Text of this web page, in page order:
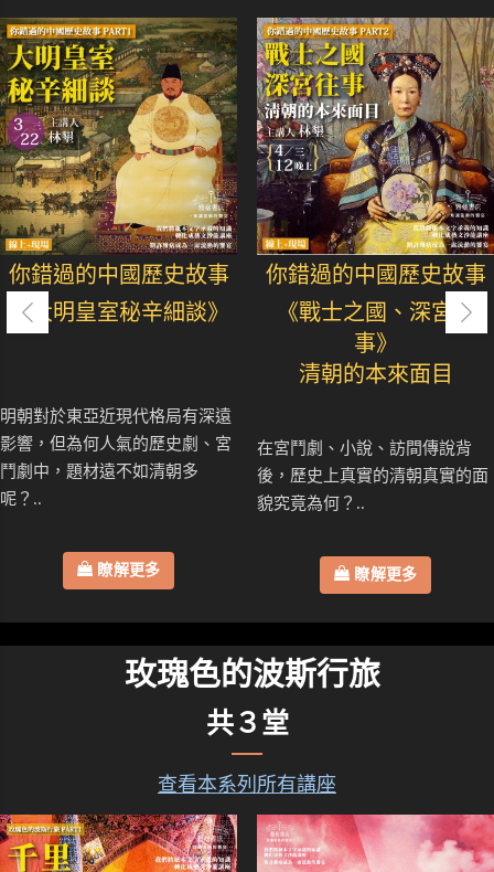
你錯過的中國歷史故事
《大明皇室秘辛細談》
明朝對於東亞近現代格局有深遠
影響，但為何人氣的歷史劇、宮
鬥劇中，題材遠不如清朝多
呢？..
瞭解更多
你錯過的中國歷史故事
《戰士之國、深宮往
事》
清朝的本來面目
在宮鬥劇、小說、訪間傳說背
後，歷史上真實的清朝真實的面
貌究竟為何？..
瞭解更多
玫瑰色的波斯行旅
共３堂
查看本系列所有講座